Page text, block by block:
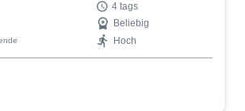
4 tags
Beliebig
Hoch